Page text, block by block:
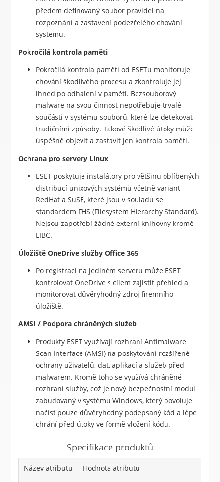
předem definovaný soubor pravidel na
rozpoznání a zastavení podezřelého chování
systému.
Pokročilá kontrola paměti
Pokročilá kontrola paměti od ESETu monitoruje
chování škodlivého procesu a zkontroluje jej
ihned po odhalení v paměti. Bezsouborový
malware na svou činnost nepotřebuje trvalé
součásti v systému souborů, které lze detekovat
tradičními způsoby. Takové škodlivé útoky může
úspěšně objevit a zastavit jen kontrola paměti.
Ochrana pro servery Linux
ESET poskytuje instalátory pro většinu oblíbených
distribucí unixových systémů včetně variant
RedHat a SuSE, které jsou v souladu se
standardem FHS (Filesystem Hierarchy Standard).
Nejsou zapotřebí žádné externí knihovny kromě
LIBC.
Úložiště OneDrive služby Office 365
Po registraci na jediném serveru může ESET
kontrolovat OneDrive s cílem zajistit přehled a
monitorovat důvěryhodný zdroj firemního
úložiště.
AMSI / Podpora chráněných služeb
Produkty ESET využívají rozhraní Antimalware
Scan Interface (AMSI) na poskytování rozšířené
ochrany uživatelů, dat, aplikací a služeb před
malwarem. Kromě toho se využívá chráněné
rozhraní služby, což je nový bezpečnostní modul
zabudovaný v systému Windows, který povoluje
načíst pouze důvěryhodný podepsaný kód a lépe
chrání před útoky ve formě vložení kódu.
Specifikace produktů
Název atributu Hodnota atributu